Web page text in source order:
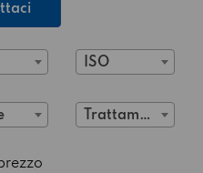
ISO
Trattamento